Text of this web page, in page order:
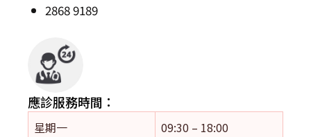
2868 9189
應診服務時間：
星期一
09:30 – 18:00